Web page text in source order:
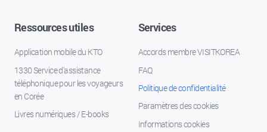
Ressources utiles
Application mobile du KTO
1330 Service d'assistance
téléphonique pour les voyageurs
en Corée
Livres numériques / E-books
Services
Accords membre VISITKOREA
FAQ
Politique de confidentialité
Paramètres des cookies
Informations cookies